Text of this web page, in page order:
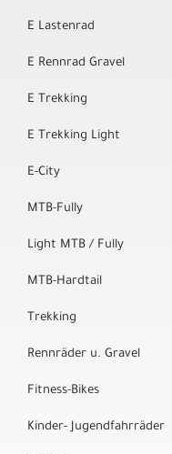
E Lastenrad
E Rennrad Gravel
E Trekking
E Trekking Light
E-City
MTB-Fully
Light MTB / Fully
MTB-Hardtail
Trekking
Rennräder u. Gravel
Fitness-Bikes
Kinder- Jugendfahrräder